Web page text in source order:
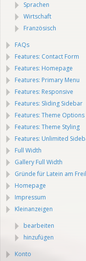
Sprachen
Wirtschaft
Französisch
FAQs
Features: Contact Form
Features: Homepage
Features: Primary Menu
Features: Responsive
Features: Sliding Sidebar
Features: Theme Options
Features: Theme Styling
Features: Unlimited
Full Width
Gallery Full Width
Gründe für Latein am
Homepage
Impressum
Kleinanzeigen
bearbeiten
hinzufügen
Konto